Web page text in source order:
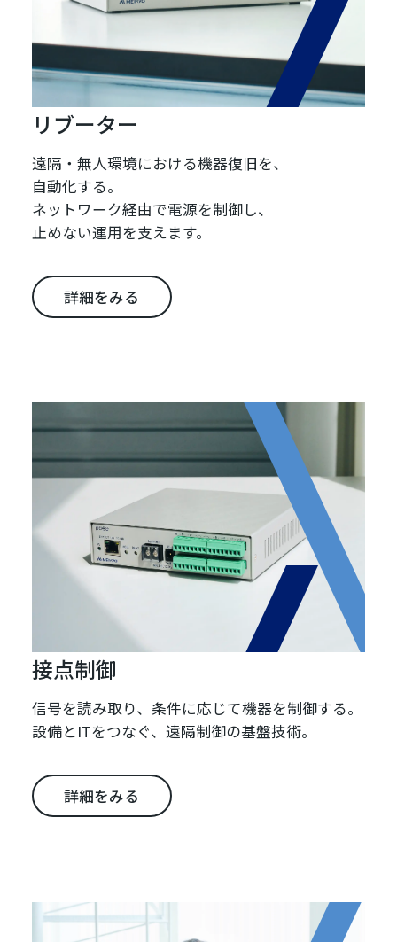
リブーター
遠隔・無人環境における機器復旧を、
自動化する。
ネットワーク経由で電源を制御し、
止めない運用を支えます。
詳細をみる
接点制御
信号を読み取り、条件に応じて機器を制御する。
設備とITをつなぐ、遠隔制御の基盤技術。
詳細をみる